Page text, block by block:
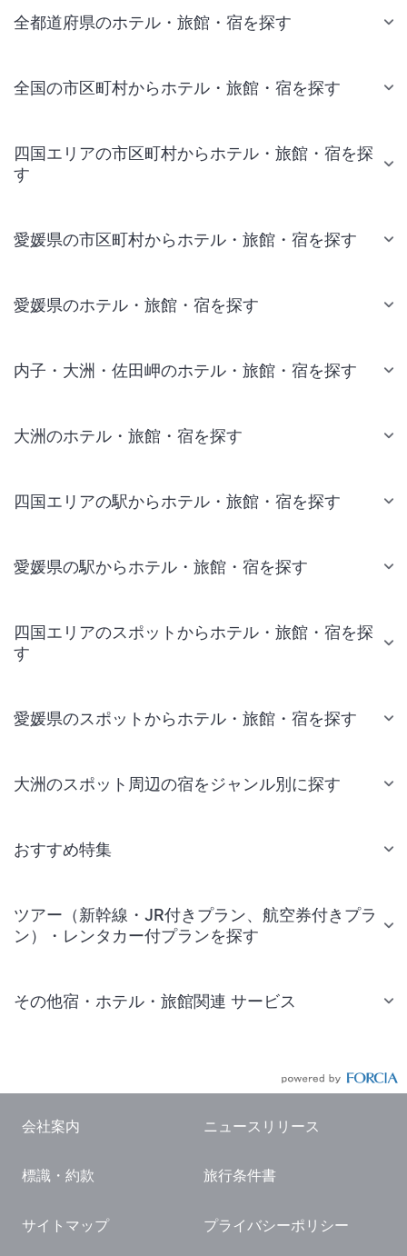
全都道府県のホテル・旅館・宿を探す
全国の市区町村からホテル・旅館・宿を探す
四国エリアの市区町村からホテル・旅館・宿を探
す
愛媛県の市区町村からホテル・旅館・宿を探す
愛媛県のホテル・旅館・宿を探す
内子・大洲・佐田岬のホテル・旅館・宿を探す
大洲のホテル・旅館・宿を探す
四国エリアの駅からホテル・旅館・宿を探す
愛媛県の駅からホテル・旅館・宿を探す
四国エリアのスポットからホテル・旅館・宿を探
す
愛媛県のスポットからホテル・旅館・宿を探す
大洲のスポット周辺の宿をジャンル別に探す
おすすめ特集
ツアー（新幹線・JR付きプラン、航空券付きプラ
ン）・レンタカー付プランを探す
その他宿・ホテル・旅館関連 サービス
国内観光ガイド
旅行・観光情報
会社案内 ニュースリリース
標識・約款 旅行条件書
サイトマップ プライバシーポリシー